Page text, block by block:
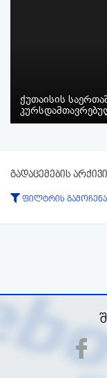
ქუთაისის
გადაცემების არქივი
ფილტრის გამოჩენა
ტიპი: